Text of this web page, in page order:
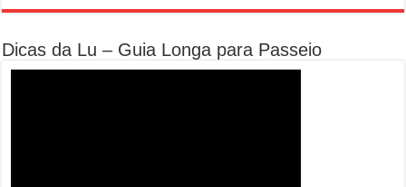
Dicas da Lu – Guia Longa para Passeio